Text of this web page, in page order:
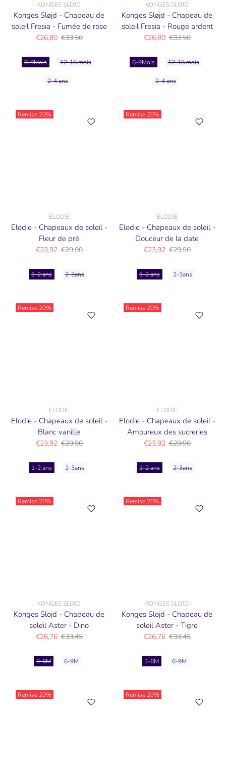
KONGES SLOJD
Konges Sløjd - Chapeau de
soleil Fresia - Fumée de rose
€26,80 €33,50
6-9Mois 12-18 mois
2-4 ans
KONGES SLOJD
Konges Sløjd - Chapeau de
soleil Fresia - Rouge ardent
€26,80 €33,50
6-9Mois 12-18 mois
2-4 ans
Remise 20%
ELODIE
Elodie - Chapeaux de soleil -
Fleur de pré
€23,92 €29,90
1-2 ans 2-3ans
Remise 20%
ELODIE
Elodie - Chapeaux de soleil -
Douceur de la date
€23,92 €29,90
1-2 ans 2-3ans
Remise 20%
ELODIE
Elodie - Chapeaux de soleil -
Blanc vanille
€23,92 €29,90
1-2 ans 2-3ans
Remise 20%
ELODIE
Elodie - Chapeaux de soleil -
Amoureux des sucreries
€23,92 €29,90
1-2 ans 2-3ans
Remise 20%
KONGES SLOJD
Konges Slojd - Chapeau de
soleil Aster - Dino
€26,76 €33,45
3-6M 6-9M
Remise 20%
KONGES SLOJD
Konges Slojd - Chapeau de
soleil Aster - Tigre
€26,76 €33,45
3-6M 6-9M
Remise 20% Remise 20%